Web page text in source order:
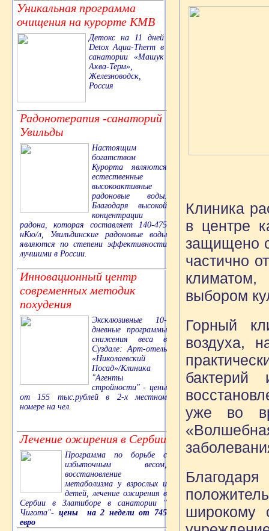
Уникальная программа
очищения на курорте КМВ
Детокс на 11 дней
Detox Aqua-Therm в
санатории «Машук
Аква-Терм»,
Железноводск,
Россия
Радонотерапия -санаторий
Увильды
Настоящим
богатством
Курорта являются
естественные
высокоактивные
радоновые воды.
Благодаря высокой
концентрации
радона, которая составляет 140-475
нКю/л, Увильдинские радоновые воды
являются по степени эффективности
лучшими в России.
Инновационный центр
современных методик
похудения
Эксклюзивные 10-
дневные программы
снижения веса в
Суздале: Арт-отель
«Николаевский
Посад»/Клиника
"Агенты
стройности" - цены
от 155 тыс.рублей в 2-х местном
номере на чел.
Лечение ожирения в Сербии
Программа по борьбе с
избыточным весом,
восстановление
метаболизма у взрослых и
детей, лечение ожирения в
Сербии в Златиборе в санатории "
Чигота"- цены на 2 недели от 745
евро
Клиника
в центре
защищено
частично
выбором
Горный
воздуха,
уже во
широкому